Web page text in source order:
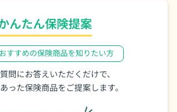
んたん保険提案
すすめの保険商品を知りたい⽅
問にお答えいただくだけで、
った保険商品をご提案します。